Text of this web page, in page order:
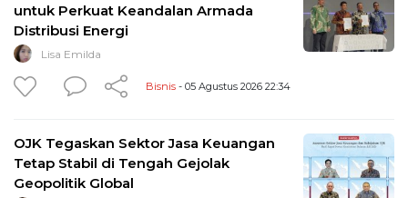
untuk Perkuat Keandalan Armada
Distribusi Energi
Lisa Emilda
Bisnis - 05 Agustus 2026 22:34
OJK Tegaskan Sektor Jasa Keuangan
Tetap Stabil di Tengah Gejolak
Geopolitik Global